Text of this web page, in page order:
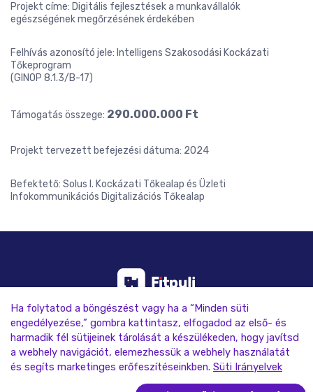
Projekt címe: Digitális fejlesztések a munkavállalók
egészségének megőrzésének érdekében
Felhívás azonosító jele: Intelligens Szakosodási Kockázati
Tőkeprogram
(GINOP 8.1.3/B-17)
Támogatás összege: 290.000.000 Ft
Projekt tervezett befejezési dátuma: 2024
Befektető: Solus I. Kockázati Tőkealap és Üzleti
Infokommunikációs Digitalizációs Tőkealap
Ha folytatod a böngészést vagy ha a “Minden süti
engedélyezése,” gombra kattintasz, elfogadod az első- és
harmadik fél sütijeinek tárolását a készülékeden, hogy javítsd
a webhely navigációt, elemezhessük a webhely használatát
és segíts marketinges erőfeszítéseinkben. Süti Irányelvek